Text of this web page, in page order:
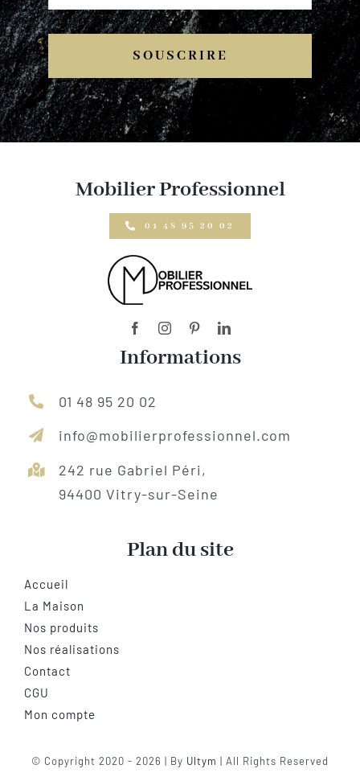
SOUSCRIRE
Mobilier Professionnel
01 48 95 20 02
Informations
01 48 95 20 02
info@mobilierprofessionnel.com
242 rue Gabriel Péri,
94400 Vitry-sur-Seine
Plan du site
Accueil
La Maison
Nos produits
Nos réalisations
Contact
CGU
Mon compte
© Copyright 2020 - 2026 | By Ultym | All Rights Reserved